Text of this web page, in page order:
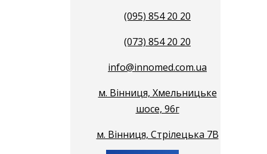
(095) 854 20 20
(073) 854 20 20
info@innomed.com.ua
м. Вінниця, Хмельницьке
шосе, 96г
м. Вінниця, Стрілецька 7В